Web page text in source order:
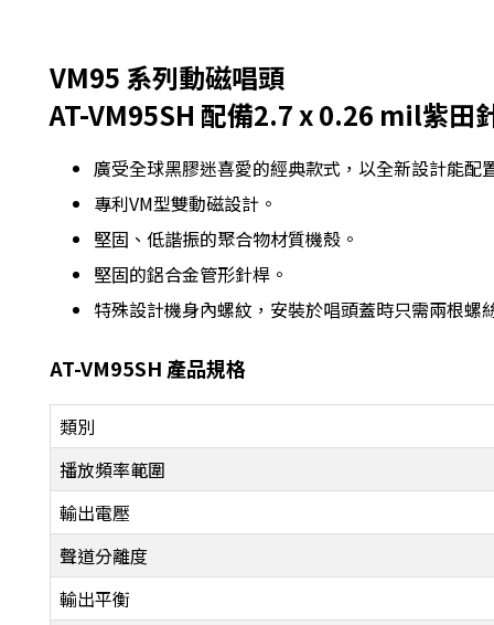
VM95 系列動磁唱頭
AT-VM95SH 配備2.7 x 0.26 mil紫田
廣受全球黑膠迷喜愛的經典款式，以全新設計能配
專利VM型雙動磁設計。
堅固、低諧振的聚合物材質機殼。
堅固的鋁合金管形針桿。
特殊設計機身內螺紋，安裝於唱頭蓋時只需兩根螺
AT-VM95SH 產品規格
類別
播放頻率範圍
輸出電壓
聲道分離度
輸出平衡